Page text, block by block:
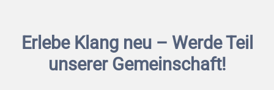
Erlebe Klang neu – Werde Teil
unserer Gemeinschaft!